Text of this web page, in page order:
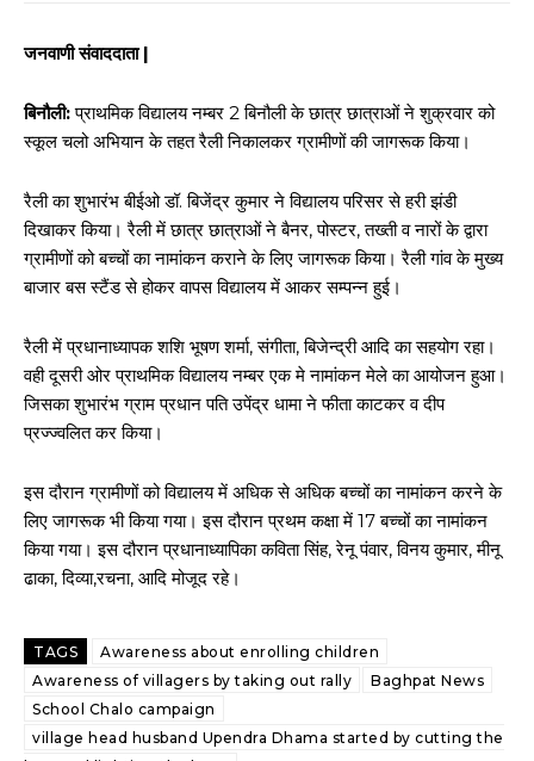
जनवाणी संवाददाता |
बिनौली:प्राथमिक विद्यालय नम्बर 2 बिनौली के छात्र छात्राओं ने शुक्रवार को
स्कूल चलो अभियान के तहत रैली निकालकर ग्रामीणों की जागरूक किया।
रैली का शुभारंभ बीईओ डॉ. बिजेंद्र कुमार ने विद्यालय परिसर से हरी झंडी
दिखाकर किया। रैली में छात्र छात्राओं ने बैनर, पोस्टर, तख्ती व नारों के द्वारा
ग्रामीणों को बच्चों का नामांकन कराने के लिए जागरूक किया। रैली गांव के मुख्य
बाजार बस स्टैंड से होकर वापस विद्यालय में आकर सम्पन्न हुई।
रैली में प्रधानाध्यापक शशि भूषण शर्मा, संगीता, बिजेन्द्री आदि का सहयोग रहा।
वही दूसरी ओर प्राथमिक विद्यालय नम्बर एक मे नामांकन मेले का आयोजन हुआ।
जिसका शुभारंभ ग्राम प्रधान पति उपेंद्र धामा ने फीता काटकर व दीप
प्रज्ज्वलित कर किया।
इस दौरान ग्रामीणों को विद्यालय में अधिक से अधिक बच्चों का नामांकन करने के
लिए जागरूक भी किया गया। इस दौरान प्रथम कक्षा में 17 बच्चों का नामांकन
किया गया। इस दौरान प्रधानाध्यापिका कविता सिंह, रेनू पंवार, विनय कुमार, मीनू
ढाका, दिव्या,रचना, आदि मोजूद रहे।
TAGS
Awareness about enrolling children
Awareness of villagers by taking out rally
Baghpat News
School Chalo campaign
village head husband Upendra Dhama started by cutting the